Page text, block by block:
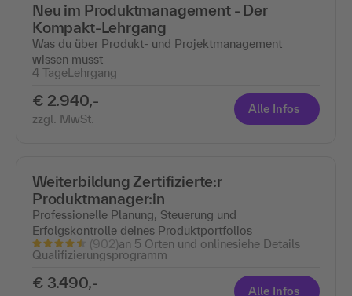
Neu im Produktmanagement - Der
Kompakt-Lehrgang
Was du über Produkt- und Projektmanagement
wissen musst
4 TageLehrgang
€ 2.940,-
zzgl. MwSt.
Alle Infos
Weiterbildung Zertifizierte:r
Produktmanager:in
Professionelle Planung, Steuerung und
Erfolgskontrolle deines Produktportfolios
(902)an 5 Orten und onlinesiehe Details
Qualifizierungsprogramm
€ 3.490,- Alle Infos